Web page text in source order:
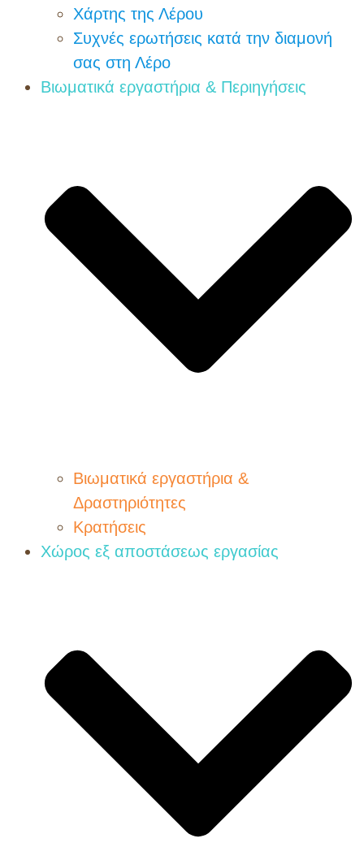
Χάρτης της Λέρου
Συχνές ερωτήσεις κατά την διαμονή
σας στη Λέρο
Βιωματικά εργαστήρια & Περιηγήσεις
Βιωματικά εργαστήρια &
Δραστηριότητες
Κρατήσεις
Χώρος εξ αποστάσεως εργασίας